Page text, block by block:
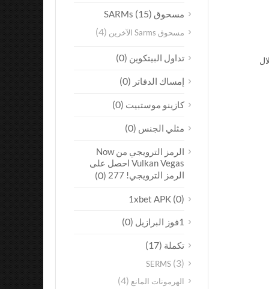
مسحوق SARMs (15)
مسحوق Sarms الآخرين (4)
تداول البيتكوين (0)
إمساك الدفاتر (0)
كازينو موستبيت (0)
مثلي الجنس (0)
الرمز الترويجي من Now
Vulkan Vegas احصل على
الرمز الترويجي! 277
(0)
1xbet APK (0)
1فوز البرازيل (0)
تكملة (17)
SERMS (3)
الهرمونات المانع (4)